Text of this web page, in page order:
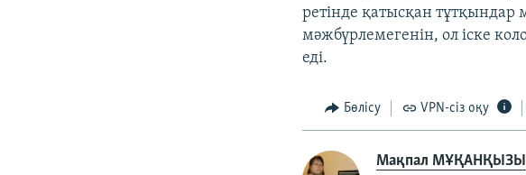
ретінде қатысқан тұтқындар
мәжбүрлемегенін, ол іске
еді.
Бөлісу VPN-сіз оқу
Мақпал МҰҚАНҚЫЗЫ